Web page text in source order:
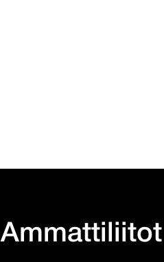
Ammattiliitot